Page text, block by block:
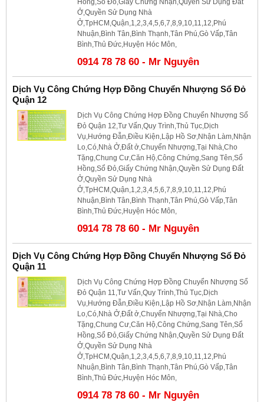
Ở,Quyền Sử Dụng Nhà
Ở,TpHCM,Quận,1,2,3,4,5,6,7,8,9,10,11,12,Phú
Nhuận,Bình Tân,Bình Thạnh,Tân Phú,Gò Vấp,Tân
Bình,Thủ Đức,Huyện Hóc Môn,
0914 78 78 60 - Mr Nguyên
Dịch Vụ Công Chứng Hợp Đồng Chuyển Nhượng Sổ Đỏ
Quận 12
Dịch Vụ Công Chứng Hợp Đồng Chuyển Nhượng Sổ
Đỏ Quận 12,Tư Vấn,Quy Trình,Thủ Tục,Dịch
Vụ,Hướng Đẫn,Điều Kiện,Lập Hồ Sơ,Nhận Làm,Nhận
Lo,Có,Nhà Ở,Đất ở,Chuyển Nhượng,Tại Nhà,Cho
Tặng,Chung Cư,Căn Hộ,Công Chứng,Sang Tên,Sổ
Hồng,Sổ Đỏ,Giấy Chứng Nhận,Quyền Sử Dụng Đất
Ở,Quyền Sử Dụng Nhà
Ở,TpHCM,Quận,1,2,3,4,5,6,7,8,9,10,11,12,Phú
Nhuận,Bình Tân,Bình Thạnh,Tân Phú,Gò Vấp,Tân
Bình,Thủ Đức,Huyện Hóc Môn,
0914 78 78 60 - Mr Nguyên
Dịch Vụ Công Chứng Hợp Đồng Chuyển Nhượng Sổ Đỏ
Quận 11
Dịch Vụ Công Chứng Hợp Đồng Chuyển Nhượng Sổ
Đỏ Quận 11,Tư Vấn,Quy Trình,Thủ Tục,Dịch
Vụ,Hướng Đẫn,Điều Kiện,Lập Hồ Sơ,Nhận Làm,Nhận
Lo,Có,Nhà Ở,Đất ở,Chuyển Nhượng,Tại Nhà,Cho
Tặng,Chung Cư,Căn Hộ,Công Chứng,Sang Tên,Sổ
Hồng,Sổ Đỏ,Giấy Chứng Nhận,Quyền Sử Dụng Đất
Ở,Quyền Sử Dụng Nhà
Ở,TpHCM,Quận,1,2,3,4,5,6,7,8,9,10,11,12,Phú
Nhuận,Bình Tân,Bình Thạnh,Tân Phú,Gò Vấp,Tân
Bình,Thủ Đức,Huyện Hóc Môn,
0914 78 78 60 - Mr Nguyên